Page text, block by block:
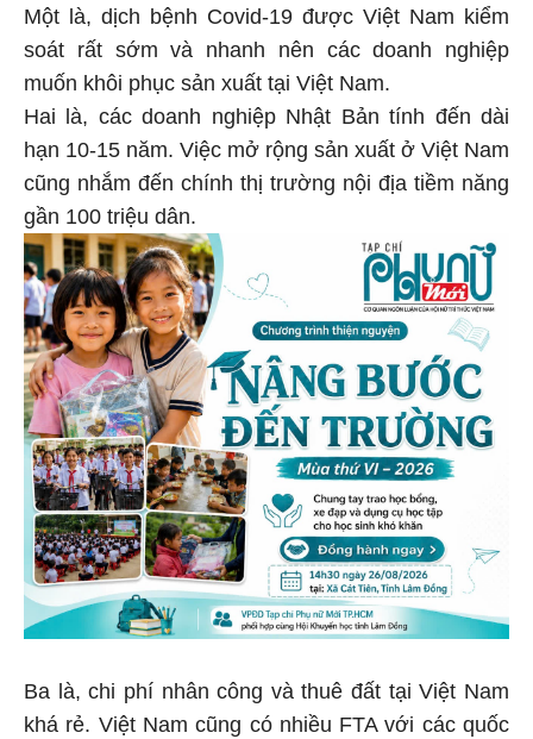
Một là, dịch bệnh Covid-19 được Việt Nam kiểm
soát rất sớm và nhanh nên các doanh nghiệp
muốn khôi phục sản xuất tại Việt Nam.
Hai là, các doanh nghiệp Nhật Bản tính đến dài
hạn 10-15 năm. Việc mở rộng sản xuất ở Việt Nam
cũng nhắm đến chính thị trường nội địa tiềm năng
gần 100 triệu dân.
Ba là, chi phí nhân công và thuê đất tại Việt Nam
khá rẻ. Việt Nam cũng có nhiều FTA với các quốc